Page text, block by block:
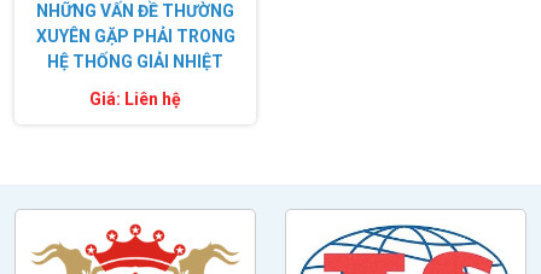
NHỮNG VẤN ĐỀ THƯỜNG
XUYÊN GẶP PHẢI TRONG
HỆ THỐNG GIẢI NHIỆT
Giá: Liên hệ